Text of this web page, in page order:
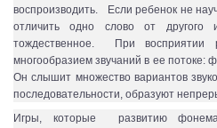
воспроизводить. Если ребенок не
отличить одно слово от
тождественное. При восприятии
многообразием звучаний в ее потоке:
Он слышит множество вариантов
последовательности, образуют
Игры, которые развитию